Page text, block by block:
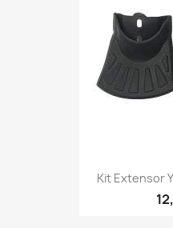
Kit Extensor